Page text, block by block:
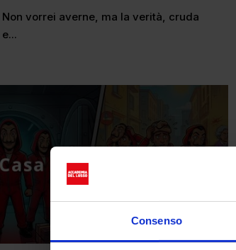
Consenso
Non vorrei averne, ma la verità, cruda
e...